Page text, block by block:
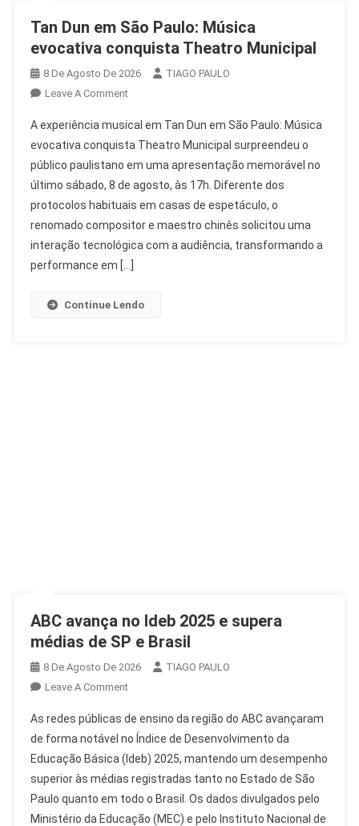
Tan Dun em São Paulo: Música
evocativa conquista Theatro Municipal
8 De Agosto De 2026
TIAGO PAULO
Leave A CommentOn
Dun
Em
São
Paulo:
Música
Evocativa
Conquista
Theatro
A experiência musical em Tan Dun em São Paulo: Música
evocativa conquista Theatro Municipal surpreendeu o
público paulistano em uma apresentação memorável no
último sábado, 8 de agosto, às 17h. Diferente dos
protocolos habituais em casas de espetáculo, o
renomado compositor e maestro chinês solicitou uma
interação tecnológica com a audiência, transformando a
performance em […]
Continue Lendo
ABC avança no Ideb 2025 e supera
médias de SP e Brasil
8 De Agosto De 2026
TIAGO PAULO
Leave A CommentOn
Avança
No
Ideb
2025
E
Supera
As redes públicas de ensino da região do ABC avançaram
de forma notável no Índice de Desenvolvimento da
Educação Básica (Ideb) 2025, mantendo um desempenho
superior às médias registradas tanto no Estado de São
Paulo quanto em todo o Brasil. Os dados divulgados pelo
Ministério da Educação (MEC) e pelo Instituto Nacional de